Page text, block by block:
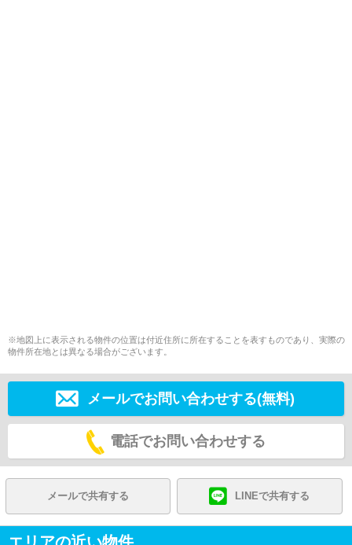
※地図上に表示される物件の位置は付近住所に所在することを表すものであり、実際の
物件所在地とは異なる場合がございます。
メールでお問い合わせする(無料)
電話でお問い合わせする
メールで共有する LINEで共有する